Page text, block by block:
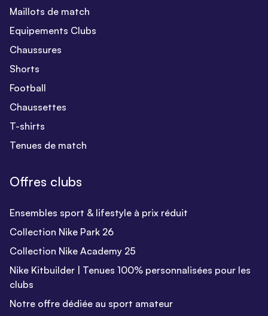
Maillots de match
Equipements Clubs
Chaussures
Shorts
Football
Chaussettes
T-shirts
Tenues de match
Offres clubs
Ensembles sport & lifestyle à prix réduit
Collection Nike Park 26
Collection Nike Academy 25
Nike Kitbuilder | Tenues 100% personnalisées pour les
clubs
Notre offre dédiée au sport amateur